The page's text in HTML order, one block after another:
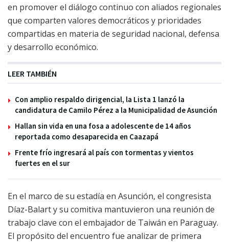
en promover el diálogo continuo con aliados regionales
que comparten valores democráticos y prioridades
compartidas en materia de seguridad nacional, defensa
y desarrollo económico.
LEER TAMBIÉN
Con amplio respaldo dirigencial, la Lista 1 lanzó la
candidatura de Camilo Pérez a la Municipalidad de Asunción
Hallan sin vida en una fosa a adolescente de 14 años
reportada como desaparecida en Caazapá
Frente frío ingresará al país con tormentas y vientos
fuertes en el sur
En el marco de su estadía en Asunción, el congresista
Díaz-Balart y su comitiva mantuvieron una reunión de
trabajo clave con el embajador de Taiwán en Paraguay.
El propósito del encuentro fue analizar de primera